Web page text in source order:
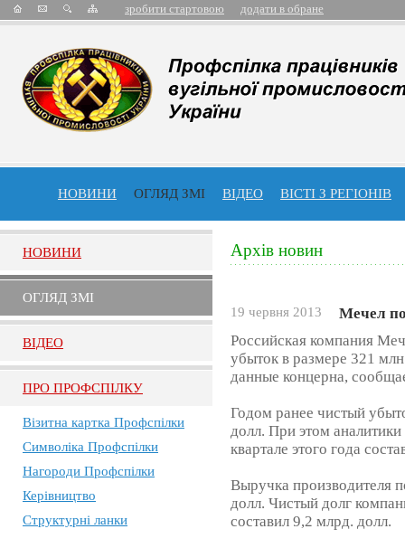
зробити стартовою додати в обране
НОВИНИ ОГЛЯД ЗМІ ВІДЕО ВІСТІ З РЕГІОНІВ
НОВИНИ
ОГЛЯД ЗМI
ВIДЕО
ПРО ПРОФСПIЛКУ
Візитна картка Профспілки
Символіка Профспілки
Нагороди Профспілки
Керівництво
Структурні ланки
Архів новин
19 червня 2013
Мечел
Российская компания
убыток в размере 321
данные концерна,
Годом ранее чистый
долл. При этом
квартале этого года
Выручка производителя
долл. Чистый долг
составил 9,2 млрд. долл.